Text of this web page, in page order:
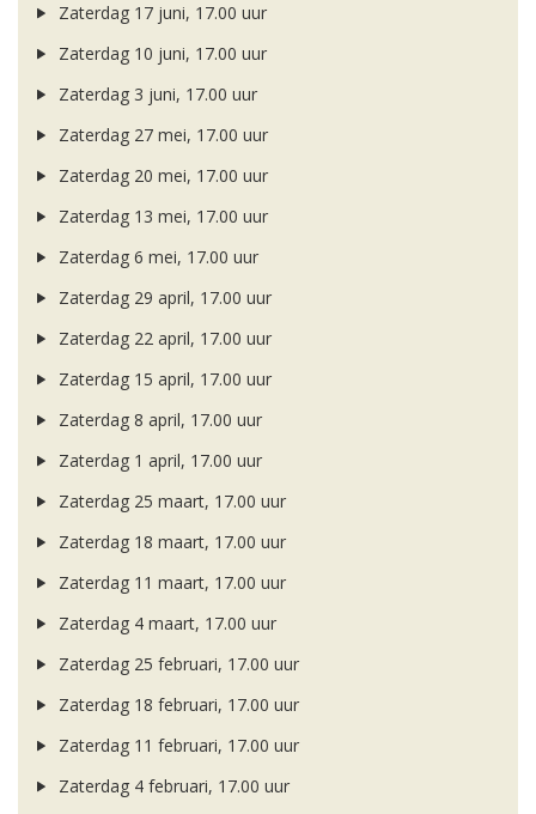
Zaterdag 17 juni, 17.00 uur
Zaterdag 10 juni, 17.00 uur
Zaterdag 3 juni, 17.00 uur
Zaterdag 27 mei, 17.00 uur
Zaterdag 20 mei, 17.00 uur
Zaterdag 13 mei, 17.00 uur
Zaterdag 6 mei, 17.00 uur
Zaterdag 29 april, 17.00 uur
Zaterdag 22 april, 17.00 uur
Zaterdag 15 april, 17.00 uur
Zaterdag 8 april, 17.00 uur
Zaterdag 1 april, 17.00 uur
Zaterdag 25 maart, 17.00 uur
Zaterdag 18 maart, 17.00 uur
Zaterdag 11 maart, 17.00 uur
Zaterdag 4 maart, 17.00 uur
Zaterdag 25 februari, 17.00 uur
Zaterdag 18 februari, 17.00 uur
Zaterdag 11 februari, 17.00 uur
Zaterdag 4 februari, 17.00 uur